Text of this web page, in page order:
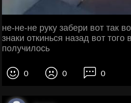
не-не-не руку забери вот так
знаки откинься назад вот
получилось
0 0 0